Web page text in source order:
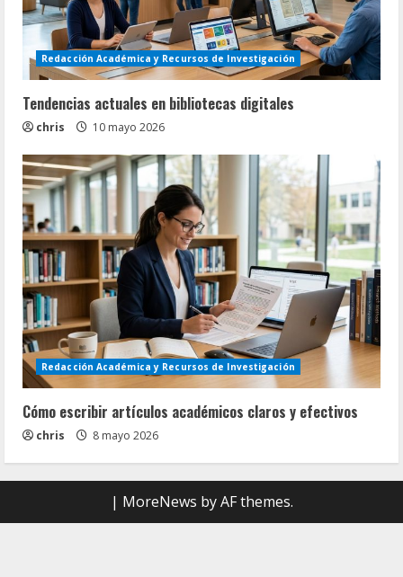
Redacción Académica y Recursos de Investigación
Tendencias actuales en bibliotecas digitales
chris 10 mayo 2026
Redacción Académica y Recursos de Investigación
Cómo escribir artículos académicos claros y efectivos
chris 8 mayo 2026
| MoreNews by AF themes.